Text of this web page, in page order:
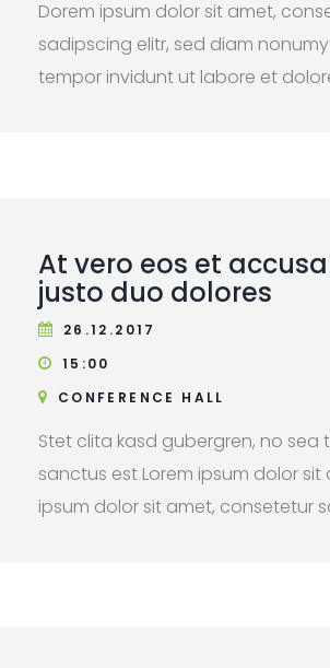
Dorem ipsum dolor sit amet,
sadipscing elitr, sed diam
tempor invidunt ut labore et
At vero eos et
justo duo dolores
26.12.2017
15:00
CONFERENCE HALL
Stet clita kasd gubergren, no sea
sanctus est Lorem ipsum dolor sit
ipsum dolor sit amet, consetetur